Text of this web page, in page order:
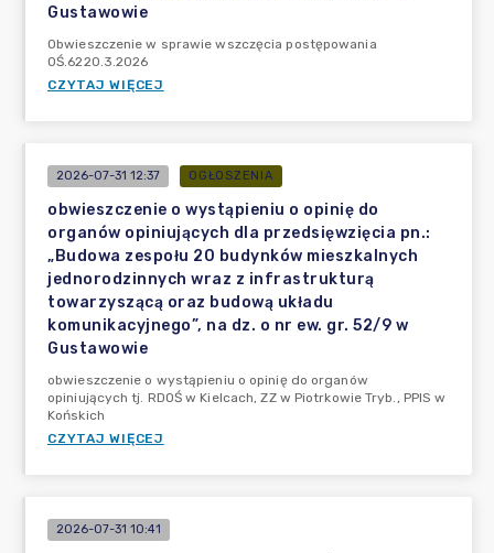
Gustawowie
Obwieszczenie w sprawie wszczęcia postępowania
OŚ.6220.3.2026
CZYTAJ WIĘCEJ
2026-07-31 12:37 OGŁOSZENIA
obwieszczenie o wystąpieniu o opinię do
organów opiniujących dla przedsięwzięcia pn.:
„Budowa zespołu 20 budynków mieszkalnych
jednorodzinnych wraz z infrastrukturą
towarzyszącą oraz budową układu
komunikacyjnego”, na dz. o nr ew. gr. 52/9 w
Gustawowie
obwieszczenie o wystąpieniu o opinię do organów
opiniujących tj. RDOŚ w Kielcach, ZZ w Piotrkowie Tryb., PPIS w
Końskich
CZYTAJ WIĘCEJ
2026-07-31 10:41